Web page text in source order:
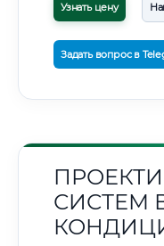
Узнать цену
Задать вопрос в
СИСТЕМ